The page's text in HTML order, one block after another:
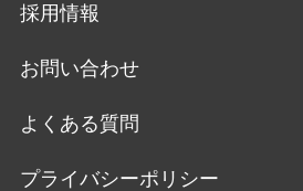
採用情報
お問い合わせ
よくある質問
プライバシーポリシー